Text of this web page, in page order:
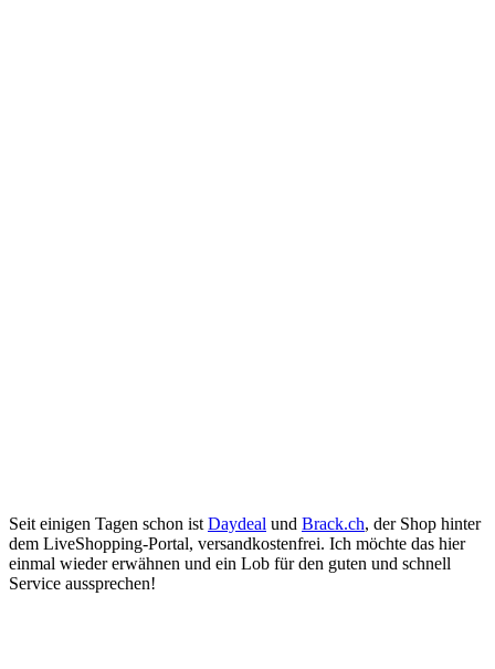
Seit einigen Tagen schon ist Daydeal und Brack.ch, der Shop hinter
dem LiveShopping-Portal, versandkostenfrei. Ich möchte das hier
einmal wieder erwähnen und ein Lob für den guten und schnell
Service aussprechen!